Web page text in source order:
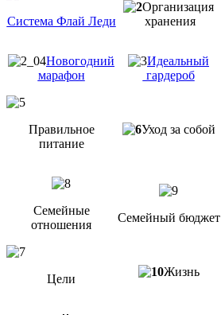
Система Флай Леди
Организация
хранения
Новогодний
марафон
Идеальный
гардероб
Правильное
питание
Уход за собой
Семейные
отношения
Семейный бюджет
Цели
Жизнь